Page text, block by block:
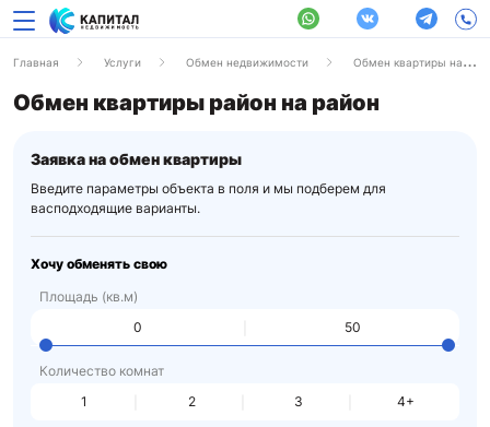
Главная Услуги Обмен недвижимости Обмен квартиры на лучший район
Обмен квартиры район на район
Заявка на обмен квартиры
Введите параметры объекта в поля и мы подберем для
васподходящие варианты.
Хочу обменять свою
Площадь (кв.м)
Количество комнат
1
2 3 4+